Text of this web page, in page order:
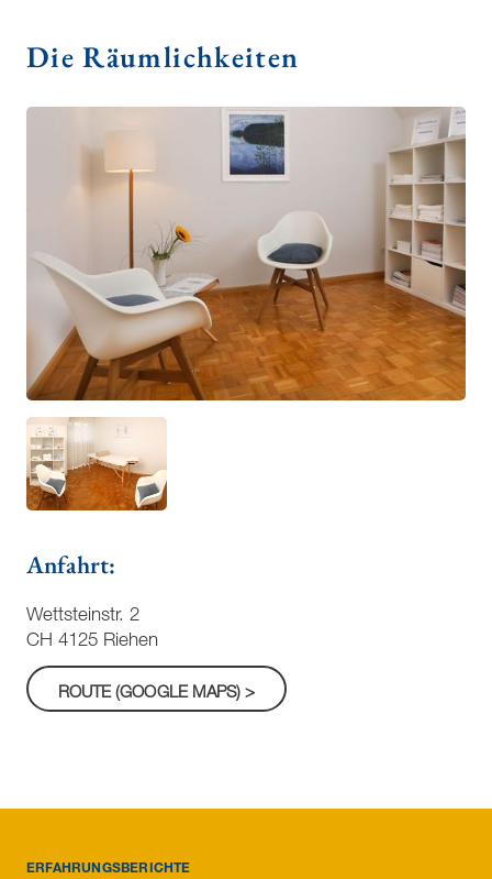
Die Räumlichkeiten
Anfahrt:
Wettsteinstr. 2
CH 4125 Riehen
ERFAHRUNGSBERICHTE